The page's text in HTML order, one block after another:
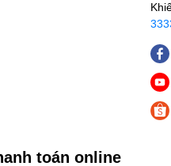
toán online